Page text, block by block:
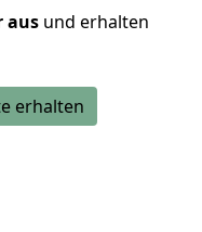
aus und erhalten
erhalten